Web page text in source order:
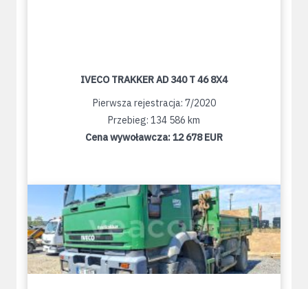
IVECO TRAKKER AD 340 T 46 8X4
Pierwsza rejestracja: 7/2020
Przebieg: 134 586 km
Cena wywoławcza:12 678 EUR